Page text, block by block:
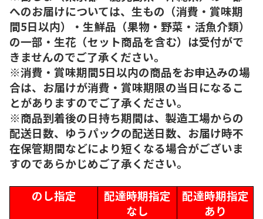
へのお届けについては、生もの（消費・賞味期
間5日以内）・生鮮品（果物・野菜・活魚介類）
の一部・生花（セット商品を含む）は受付がで
きませんのでご了承ください。
※消費・賞味期間5日以内の商品をお申込みの場
合は、お届けが消費・賞味期限の当日になるこ
とがありますのでご了承ください。
※商品到着後の日持ち期間は、製造工場からの
配送日数、ゆうパックの配送日数、お届け時不
在保管期間などにより短くなる場合がございま
すのであらかじめご了承ください。
のし指定
配達時期指定
なし
配達時期指定
あり